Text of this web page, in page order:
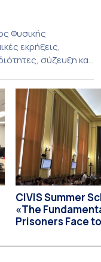
Φυσικής
εκρήξεις,
σύζευξη και
Καθηγητή Ιωάννη
το Ίδρυμα της
και τη
σε
CIVIS Summer
«The
Prisoners Face
Prison Realities